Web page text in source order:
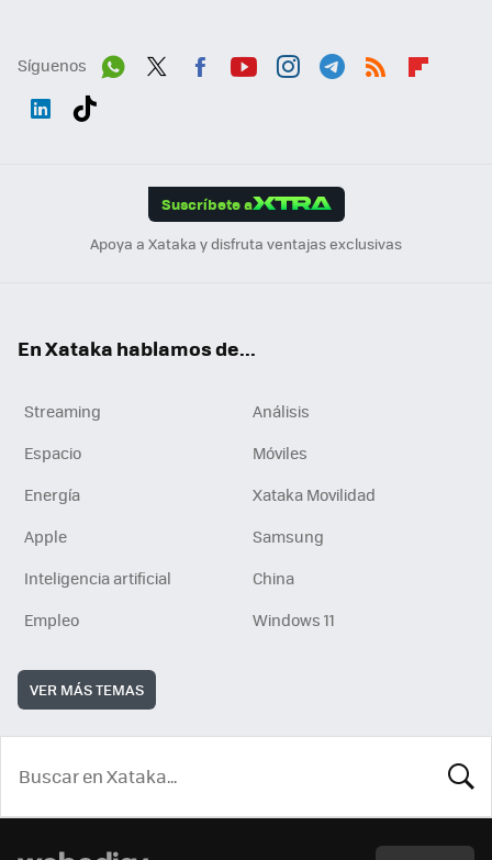
Síguenos
Suscríbete a
Apoya a Xataka y disfruta ventajas exclusivas
En Xataka hablamos de...
Streaming
Análisis
Espacio
Móviles
Energía
Xataka Movilidad
Apple
Samsung
Inteligencia artificial
China
Empleo
Windows 11
VER MÁS TEMAS